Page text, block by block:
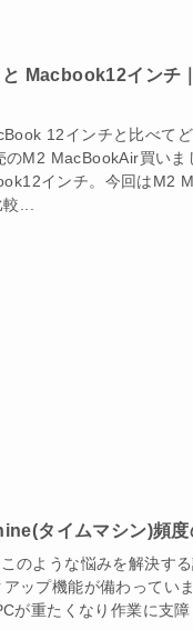
Macbook12インチ
12インチと比べて
M2 MacBookAir買いま
インチ。今回はM2
較...
タイムマシン)頻
のような悩みを解決す
ップ機能が備わってい
が重たくなり作業に支